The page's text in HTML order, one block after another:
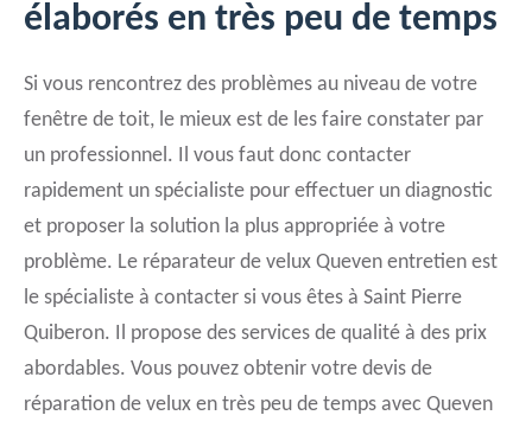
élaborés en très peu de temps
Si vous rencontrez des problèmes au niveau de votre
fenêtre de toit, le mieux est de les faire constater par
un professionnel. Il vous faut donc contacter
rapidement un spécialiste pour effectuer un diagnostic
et proposer la solution la plus appropriée à votre
problème. Le réparateur de velux Queven entretien est
le spécialiste à contacter si vous êtes à Saint Pierre
Quiberon. Il propose des services de qualité à des prix
abordables. Vous pouvez obtenir votre devis de
réparation de velux en très peu de temps avec Queven